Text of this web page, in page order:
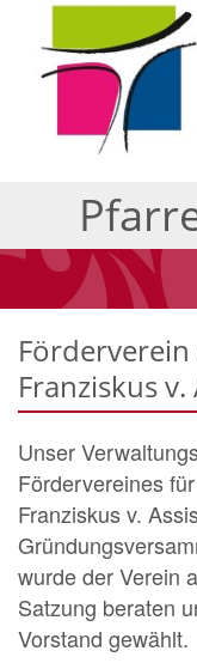
Franziskus v.
Unser
Fördervereines
Franziskus v.
wurde der Verein
Satzung beraten
Vorstand gewählt.